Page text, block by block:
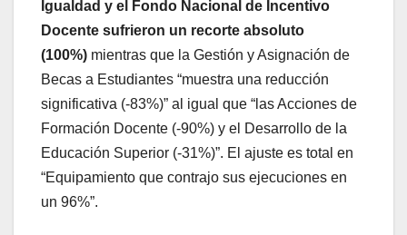
Igualdad y el Fondo Nacional de Incentivo
Docente sufrieron un recorte absoluto
(100%) mientras que la Gestión y Asignación de
Becas a Estudiantes “muestra una reducción
significativa (-83%)” al igual que “las Acciones de
Formación Docente (-90%) y el Desarrollo de la
Educación Superior (-31%)”. El ajuste es total en
“Equipamiento que contrajo sus ejecuciones en
un 96%”.